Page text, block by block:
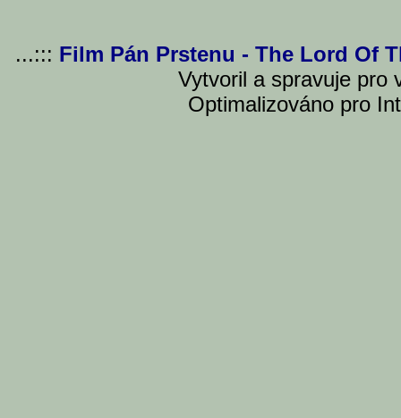
...::: Film Pán Prstenu - The Lord Of
Vytvoril a spravuje pro
Optimalizováno pro